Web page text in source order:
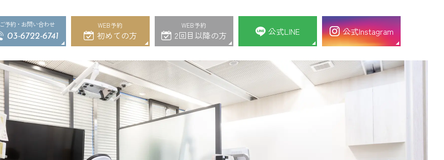
ご予約・お問い合わせ
03-6722-6741
WEB予約
初めての方
WEB予約
2回目以降の方 公式LINE 公式Instagram